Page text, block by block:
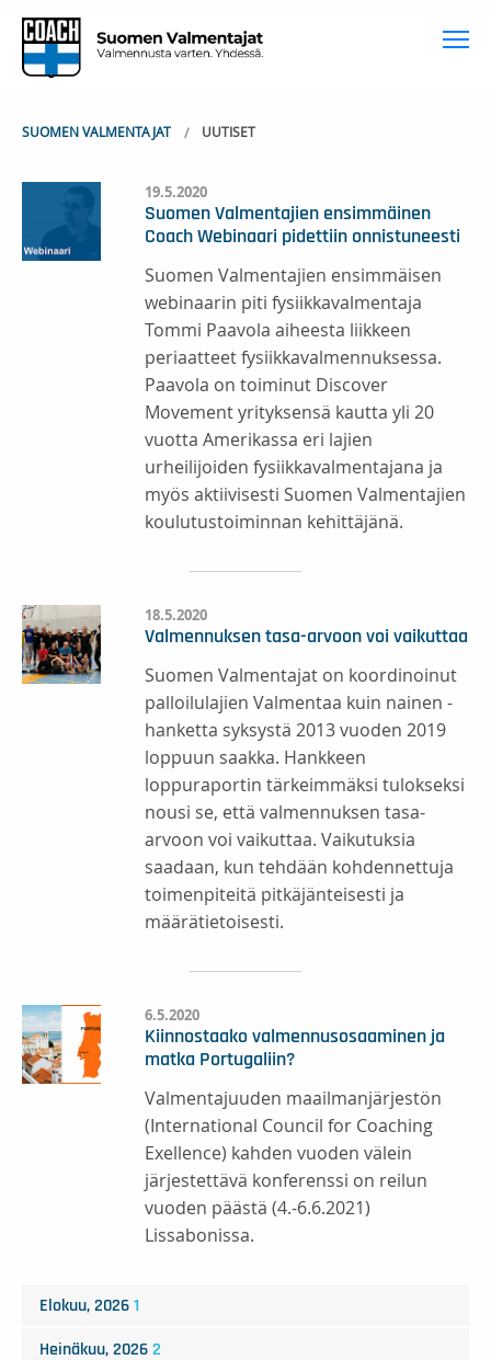
SUOMEN VALMENTAJAT UUTISET
19.5.2020
Suomen Valmentajien ensimmäinen
Coach Webinaari pidettiin onnistuneesti
Suomen Valmentajien ensimmäisen
webinaarin piti fysiikkavalmentaja
Tommi Paavola aiheesta liikkeen
periaatteet fysiikkavalmennuksessa.
Paavola on toiminut Discover
Movement yrityksensä kautta yli 20
vuotta Amerikassa eri lajien
urheilijoiden fysiikkavalmentajana ja
myös aktiivisesti Suomen Valmentajien
koulutustoiminnan kehittäjänä.
18.5.2020
Valmennuksen tasa-arvoon voi vaikuttaa
Suomen Valmentajat on koordinoinut
palloilulajien Valmentaa kuin nainen -
hanketta syksystä 2013 vuoden 2019
loppuun saakka. Hankkeen
loppuraportin tärkeimmäksi tulokseksi
nousi se, että valmennuksen tasa-
arvoon voi vaikuttaa. Vaikutuksia
saadaan, kun tehdään kohdennettuja
toimenpiteitä pitkäjänteisesti ja
määrätietoisesti.
6.5.2020
Kiinnostaako valmennusosaaminen ja
matka Portugaliin?
Valmentajuuden maailmanjärjestön
(International Council for Coaching
Exellence) kahden vuoden välein
järjestettävä konferenssi on reilun
vuoden päästä (4.-6.6.2021)
Lissabonissa.
Elokuu, 2026 1
Heinäkuu, 2026 2